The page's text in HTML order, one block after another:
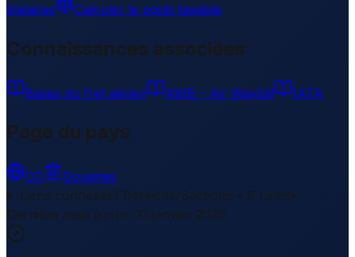
linéaires
Calculer le poids taxable
Connaissances associées
Bases du fret aérien AWB – Air Waybill IATA
Page du pays
CO
Douanes
Liens connexes1 Bereiche/Sections • 8 Links▾
Dernière mise à jour: 31 janvier 2026